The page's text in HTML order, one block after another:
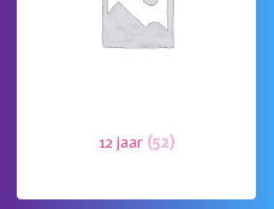
12 jaar (52)